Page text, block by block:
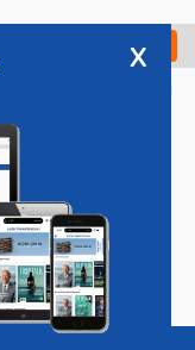
Check in
Vacatures
x